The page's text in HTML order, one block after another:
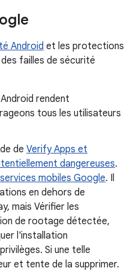
Android et les protections
failles de sécurité
rendent
tous les utilisateurs
de Verify Apps et
dangereuses.
services mobiles Google. Il
en dehors de
mais Vérifier les
de rootage détectée,
l'installation
Si une telle
et tente de la supprimer.